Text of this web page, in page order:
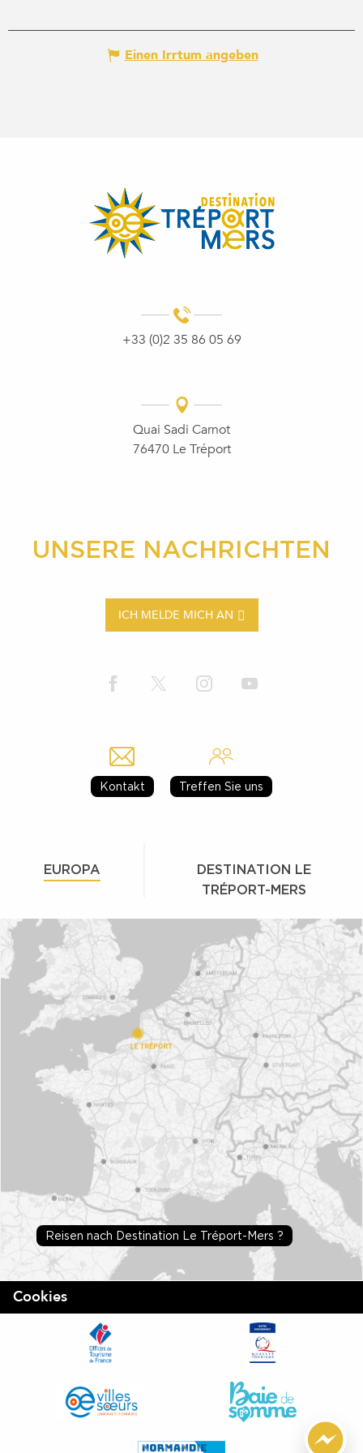
Einen Irrtum angeben
+33 (0)2 35 86 05 69
Quai Sadi Carnot
76470 Le Tréport
UNSERE NACHRICHTEN
ICH MELDE MICH AN
Kontakt Treffen Sie uns
EUROPA
DESTINATION LE
TRÉPORT-MERS
Reisen nach Destination Le Tréport-Mers ?
Cookies